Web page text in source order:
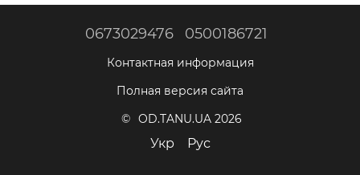
0673029476 0500186721
Контактная информация
Полная версия сайта
© OD.TANU.UA 2026
Укр Рус